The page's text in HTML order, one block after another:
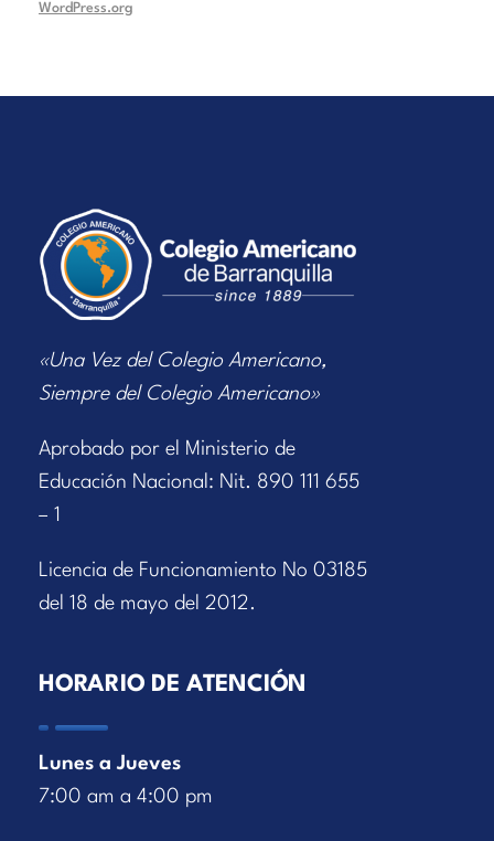
WordPress.org
«Una Vez del Colegio Americano,
Siempre del Colegio Americano»
Aprobado por el Ministerio de
Educación Nacional: Nit. 890 111 655
– 1
Licencia de Funcionamiento No 03185
del 18 de mayo del 2012.
HORARIO DE ATENCIÓN
Lunes a Jueves
7:00 am a 4:00 pm